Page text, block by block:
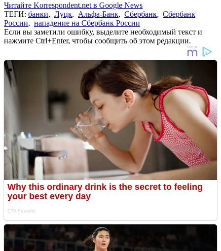
Читайте Korrespondent.net в Google News
ТЕГИ: банки, Луцк, Альфа-Банк, Сбербанк, Сбербанк
России, нападение на Сбербанк России
Если вы заметили ошибку, выделите необходимый текст и
нажмите Ctrl+Enter, чтобы сообщить об этом редакции.